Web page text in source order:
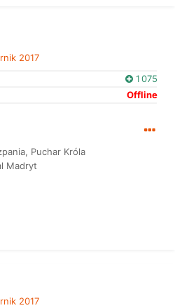
2017
1 075
Offline
Puchar Króla
Madryt
2017